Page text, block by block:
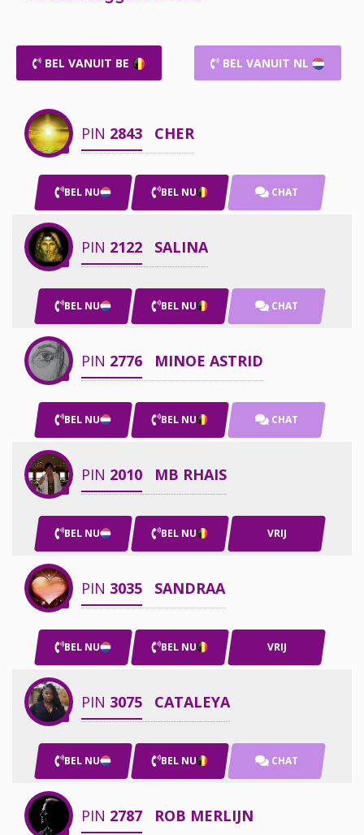
BEL VANUIT BE BEL VANUIT NL
PIN 2843 CHER
BEL NU BEL NU CHAT
PIN 2122 SALINA
BEL NU BEL NU CHAT
PIN 2776 MINOE ASTRID
BEL NU BEL NU CHAT
PIN 2010 MB RHAIS
BEL NU BEL NU VRIJ
PIN 3035 SANDRAA
BEL NU BEL NU VRIJ
PIN 3075 CATALEYA
BEL NU BEL NU CHAT
PIN 2787 ROB MERLIJN